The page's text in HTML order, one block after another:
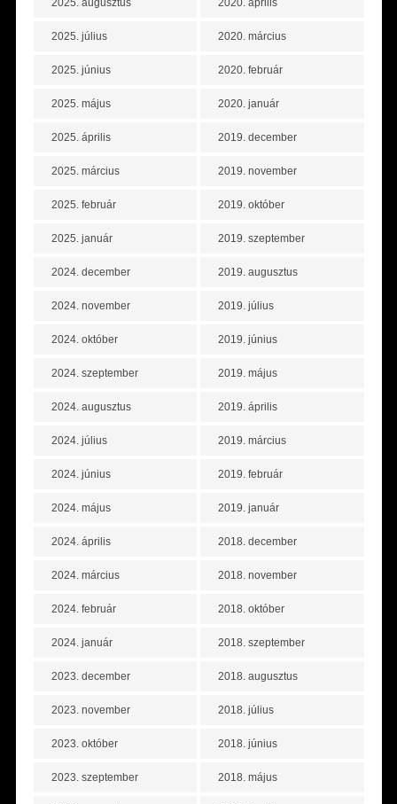
2025. augusztus
2025. július
2025. június
2025. május
2025. április
2025. március
2025. február
2025. január
2024. december
2024. november
2024. október
2024. szeptember
2024. augusztus
2024. július
2024. június
2024. május
2024. április
2024. március
2024. február
2024. január
2023. december
2023. november
2023. október
2023. szeptember
2020. április
2020. március
2020. február
2020. január
2019. december
2019. november
2019. október
2019. szeptember
2019. augusztus
2019. július
2019. június
2019. május
2019. április
2019. március
2019. február
2019. január
2018. december
2018. november
2018. október
2018. szeptember
2018. augusztus
2018. július
2018. június
2018. május